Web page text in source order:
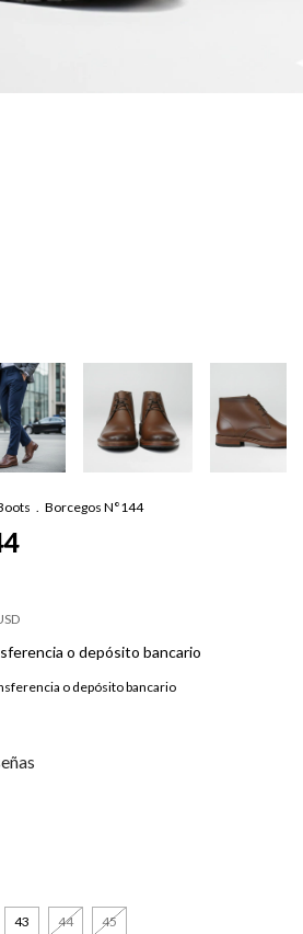
. Borcegos N°144
o depósito bancario
o depósito bancario
43 44 45